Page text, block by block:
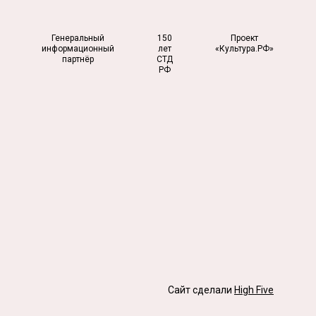
Генеральный
информационный
партнёр
150
лет
СТД
РФ
Проект
«Культура.РФ»
Сайт сделали High Five